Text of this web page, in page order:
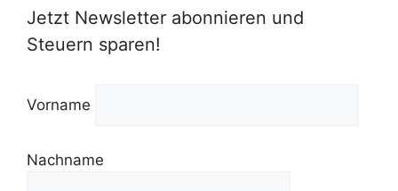
Jetzt Newsletter abonnieren und
Steuern sparen!
Vorname
Nachname